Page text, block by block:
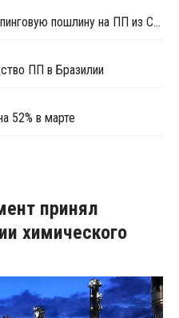
Бразилия восстановит антидемпинговую пошлину на ПП из США
ПП в Бразилии
52% в марте
принял
химического